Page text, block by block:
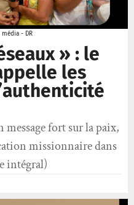
- DR
» : le
les
fort sur la paix,
missionnaire dans
intégral)